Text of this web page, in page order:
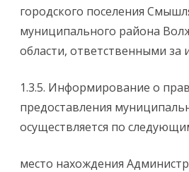
городского поселения
муниципального района
области, ответственными
1.3.5. Информирование о
предоставления
осуществляется по
место нахождения